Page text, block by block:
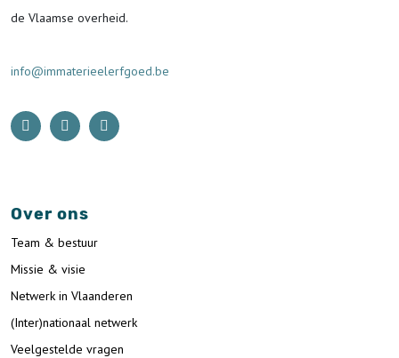
de Vlaamse overheid.
info@immaterieelerfgoed.be
Over ons
Team & bestuur
Missie & visie
Netwerk in Vlaanderen
(Inter)nationaal netwerk
Veelgestelde vragen